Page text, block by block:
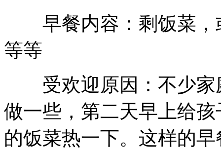
早餐内容：剩饭菜，
等等
受欢迎原因：不少家
做一些，第二天早上给
的饭菜热一下。这样的